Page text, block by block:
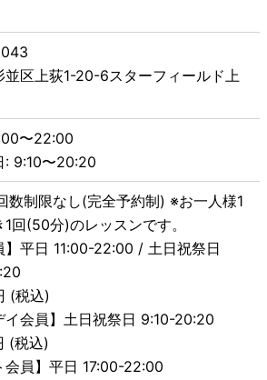
並区上荻1-20-6スターフィールド上
〜22:00
: 9:10〜20:20
数制限なし(完全予約制) ※お一人様1
1回(50分)のレッスンです。
】平日 11:00-22:00 / 土日祝祭日
(税込)
イ会員】土日祝祭日 9:10-20:20
(税込)
会員】平日 17:00-22:00